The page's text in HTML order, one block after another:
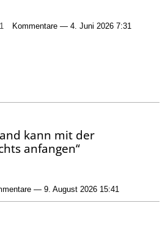
Kommentare — 4. Juni 2026 7:31
kann mit der
anfangen“
— 9. August 2026 15:41